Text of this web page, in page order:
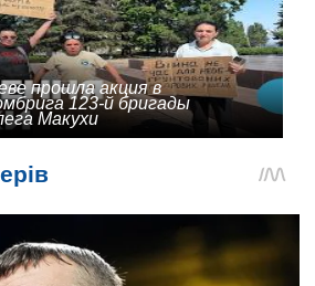
прошла акция в
123-й бригады
Макухи